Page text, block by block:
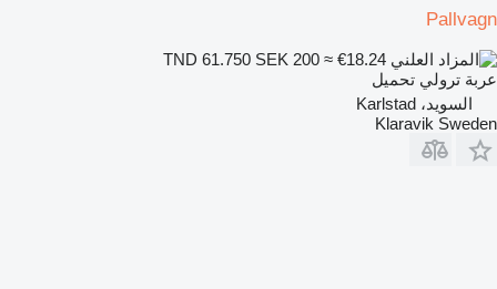
Pallvagn
SEK 200 ≈ €18.24
عربة ترولي تحميل
السويد، Karlstad
Klaravik Sweden